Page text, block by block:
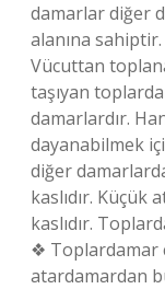
damarlar diğer
alanına
Vücuttan
taşıyan
damarlardır.
dayanabilmek
diğer
kaslıdır. Küçük
kaslıdır.
❖ Toplardamar
atardamardan